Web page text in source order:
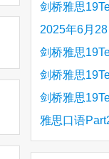
剑桥雅思
2025年6月
旅游业 手把
剑桥雅思
Is the era of
upon us 人
剑桥雅思
Stanthorpe
剑桥雅思
Stanthorpe
雅思口语
creative